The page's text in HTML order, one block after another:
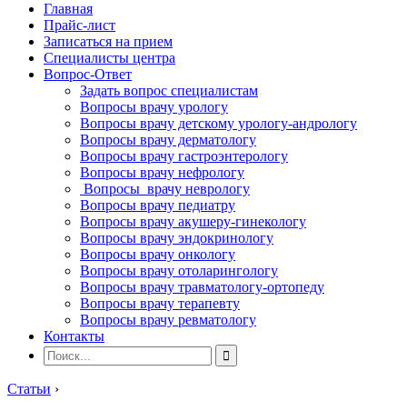
Главная
Прайс-лист
Записаться на прием
Специалисты центра
Вопрос-Ответ
Задать вопрос специалистам
Вопросы врачу урологу
Вопросы врачу детскому урологу-андрологу
Вопросы врачу дерматологу
Вопросы врачу гастроэнтерологу
Вопросы врачу нефрологу
Вопросы врачу неврологу
Вопросы врачу педиатру
Вопросы врачу акушеру-гинекологу
Вопросы врачу эндокринологу
Вопросы врачу онкологу
Вопросы врачу отоларингологу
Вопросы врачу травматологу-ортопеду
Вопросы врачу терапевту
Вопросы врачу ревматологу
Контакты
Статьи ›